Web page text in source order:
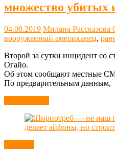
множество
04.08.2019 Милана Рассказова
вооруженный американец,
Второй за сутки инцидент со
Огайо.
Об этом сообщают местные
По предварительным данным,